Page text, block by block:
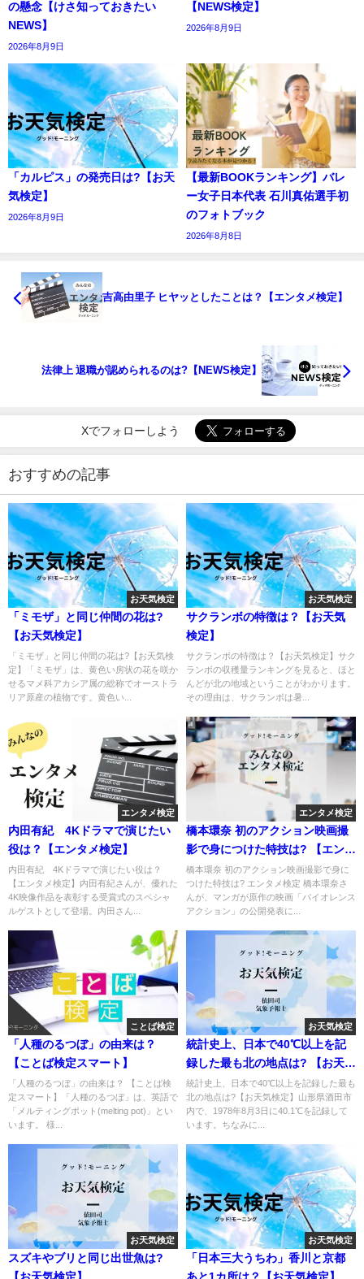
の懸念【けさ知っておきたい
NEWS】
2026年8月9日
【NEWS検定】
2026年8月9日
「カルピス」の発売日は?【お天
気検定】
2026年8月9日
【最新BOOKランキング】バレ
ー女子日本代表 石川真佑選手初
のフォトブック
2026年8月8日
吉高由里子 ヒヤッとしたことは？【エンタメ検定】
法律上 退職が認められるのは?【NEWS検定】
Xでフォローしよう
おすすめの記事
お天気検定
「ミモザ」と同じ仲間の花は?
【お天気検定】
「ミモザ」と同じ仲間の花は?【お天気検
定】「ミモザ」は、黄色い房状の花を咲か
せるマメ科アカシア属の総称でオーストラ
リア原産の植物です。黄色い...
お天気検定
サクランボの特徴は？【お天気
検定】
サクランボの特徴は？【お天気検定】サク
ランボの収穫量ランキングを見ると、ほと
んどが北の地域ということがわかります。
その理由は、サクランボは暑...
エンタメ検定
内田有紀 4Kドラマで演じたい
役は？【エンタメ検定】
内田有紀 4Kドラマで演じたい役は？
【エンタメ検定】内田有紀さんが、優れた
4K映像作品を表彰する受賞式のスペシャ
ルゲストとして登場。内田さん...
エンタメ検定
橋本環奈 初のアクション映画撮
影で身につけた特技は? 【エンタ
メ検定】
橋本環奈 初のアクション映画撮影で身に
つけた特技は? エンタメ検定 橋本環奈さ
んが、マンガが原作の映画「バイオレンス
アクション」の公開発表に...
ことば検定
「人種のるつぼ」の由来は？
【ことば検定スマート】
「人種のるつぼ」の由来は？ 【ことば検
定スマート】「人種のるつぼ」は、英語で
「メルティングポット(melting pot)」とい
います。 様...
お天気検定
統計史上、日本で40℃以上を記
録した最も北の地点は? 【お天気
検定】
統計史上、日本で40℃以上を記録した最も
北の地点は?【お天気検定】山形県酒田市
内で、1978年8月3日に40.1℃を記録して
います。ちなみに...
お天気検定
スズキやブリと同じ出世魚は?
お天気検定
「日本三大うちわ」香川と京都